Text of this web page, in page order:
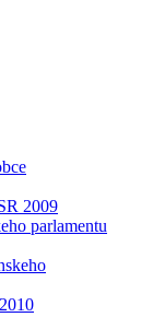
2009
parlamentu